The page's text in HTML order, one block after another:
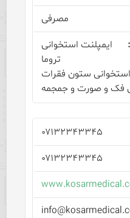
مصرفی
ایمپلنت استخوانی
تروما
ستون فقرات
فک و صورت و جمجمه
۰۷۱۳۲۳۴۳۳۴۵
۰۷۱۳۲۳۴۳۳۴۵